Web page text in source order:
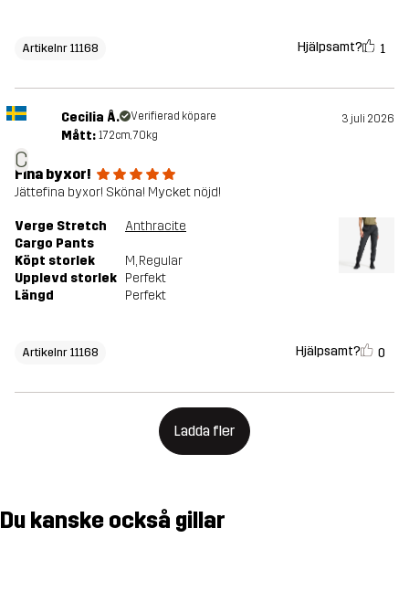
Artikelnr 11168 Hjälpsamt? 1
C
Cecilia Å. Verifierad köpare 3 juli 2026
Mått: 172cm, 70kg
Fina byxor!
Jättefina byxor! Sköna! Mycket nöjd!
Verge Stretch
Cargo Pants
Anthracite
Köpt storlek M, Regular
Upplevd storlek Perfekt
Längd
Perfekt
Artikelnr 11168 Hjälpsamt? 0
Ladda fler
Du kanske också gillar